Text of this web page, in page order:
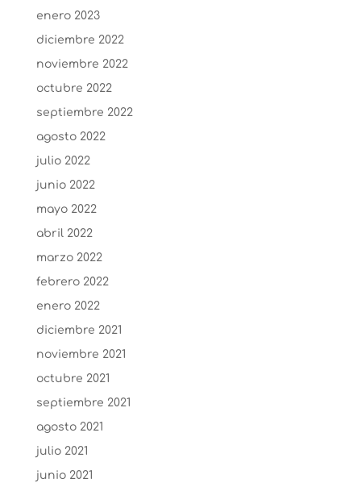
enero 2023
diciembre 2022
noviembre 2022
octubre 2022
septiembre 2022
agosto 2022
julio 2022
junio 2022
mayo 2022
abril 2022
marzo 2022
febrero 2022
enero 2022
diciembre 2021
noviembre 2021
octubre 2021
septiembre 2021
agosto 2021
julio 2021
junio 2021